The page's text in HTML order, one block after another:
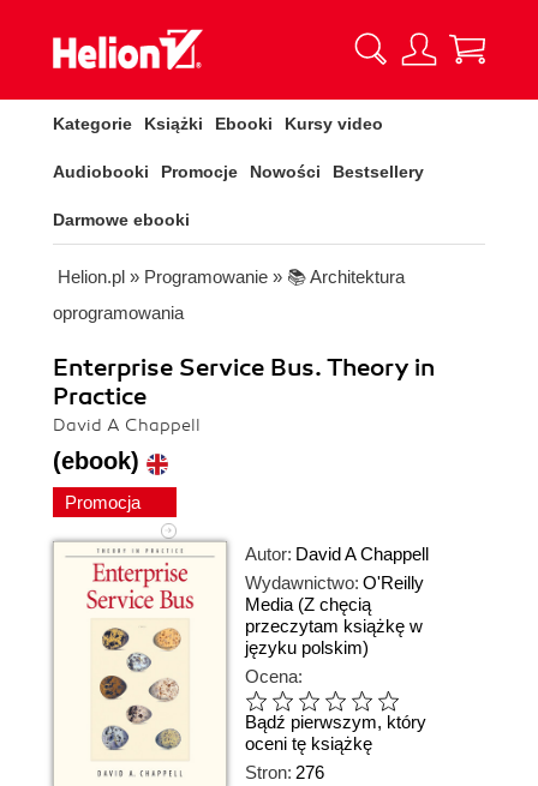
Kategorie Książki Ebooki Kursy video
Audiobooki Promocje Nowości Bestsellery
Darmowe ebooki
Helion.pl » Programowanie » 📚 Architektura
oprogramowania
Enterprise Service Bus. Theory in
Practice
David A Chappell
(ebook)
Promocja
Autor: David A Chappell
Wydawnictwo: O'Reilly
Media (Z chęcią
przeczytam książkę w
języku polskim)
Ocena:
Bądź pierwszym, który
oceni tę książkę
Stron: 276